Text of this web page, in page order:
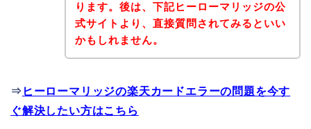
ります。後は、下記ヒーローマリッジの公
式サイトより、直接質問されてみるといい
かもしれません。
⇒ ヒーローマリッジの楽天カードエラーの問題を今す
ぐ解決したい方はこちら